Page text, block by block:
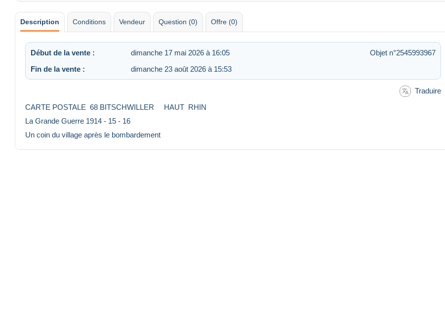
Description Conditions Vendeur Question (0) Offre (0)
Début de la vente : dimanche 17 mai 2026 à 16:05
Objet n°2545993967
Fin de la vente :
dimanche 23 août 2026 à 15:53
Traduire
CARTE POSTALE 68 BITSCHWILLER HAUT RHIN
La Grande Guerre 1914 - 15 - 16
Un coin du village après le bombardement